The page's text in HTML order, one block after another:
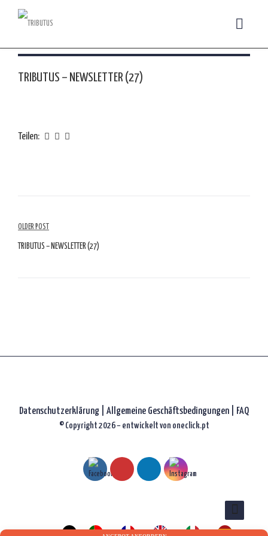
TRIBUTUS – NEWSLETTER (27)
Teilen:
Artikelübersicht
OLDER POST
TRIBUTUS – NEWSLETTER (27)
Datenschutzerklärung Allgemeine Geschäftsbedingungen | FAQ
© Copyright 2026 – entwickelt von oneclick.pt